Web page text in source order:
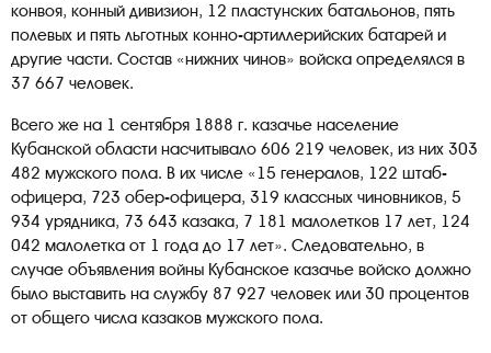
конвоя, конный дивизион, 12 пластунских батальонов, пять
полевых и пять льготных конно-артиллерийских батарей и
другие части. Состав «нижних чинов» войска определялся в
37 667 человек.
Всего же на 1 сентября 1888 г. казачье население
Кубанской области насчитывало 606 219 человек, из них 303
482 мужского пола. В их числе «15 генералов, 122 штаб-
офицера, 723 обер-офицера, 319 классных чиновников, 5
934 урядника, 73 643 казака, 7 181 малолетков 17 лет, 124
042 малолетка от 1 года до 17 лет». Следовательно, в
случае объявления войны Кубанское казачье войско должно
было выставить на службу 87 927 человек или 30 процентов
от общего числа казаков мужского пола.